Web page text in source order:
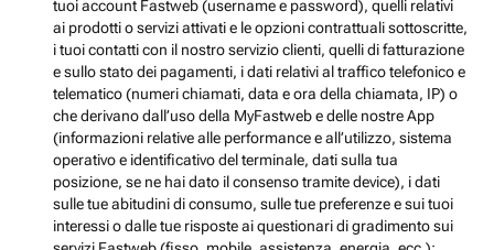
tuoi account Fastweb (username e password), quelli relativi
ai prodotti o servizi attivati e le opzioni contrattuali sottoscritte,
i tuoi contatti con il nostro servizio clienti, quelli di fatturazione
e sullo stato dei pagamenti, i dati relativi al traffico telefonico e
telematico (numeri chiamati, data e ora della chiamata, IP) o
che derivano dall’uso della MyFastweb e delle nostre App
(informazioni relative alle performance e all’utilizzo, sistema
operativo e identificativo del terminale, dati sulla tua
posizione, se ne hai dato il consenso tramite device), i dati
sulle tue abitudini di consumo, sulle tue preferenze e sui tuoi
interessi o dalle tue risposte ai questionari di gradimento sui